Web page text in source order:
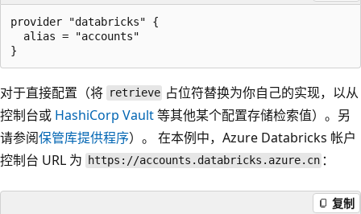
provider "databricks" {
  alias = "accounts"
对于直接配置（将 retrieve 占位符替换为你自己的实现，以从
控制台或 HashiCorp Vault等其他某个配置存储检索值）。另
请参阅保管库提供程序）。 在本例中，Azure Databricks 帐户
控制台 URL 为
https://accounts.databricks.azure.cn ：
复制